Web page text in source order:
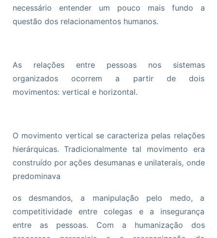
necessário entender um pouco mais fundo a
questão dos relacionamentos humanos.
As relações entre pessoas nos sistemas
organizados ocorrem a partir de dois
movimentos: vertical e horizontal.
O movimento vertical se caracteriza pelas relações
hierárquicas. Tradicionalmente tal movimento era
construído por ações desumanas e unilaterais, onde
predominava
os desmandos, a manipulação pelo medo, a
competitividade entre colegas e a insegurança
entre as pessoas. Com a humanização dos